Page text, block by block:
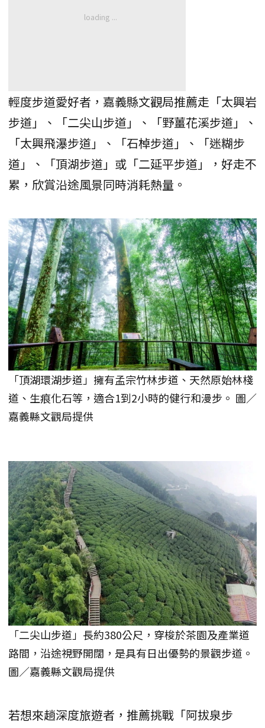
輕度步道愛好者，嘉義縣文觀局推薦走「太興岩
步道」、「二尖山步道」、「野薑花溪步道」、
「太興飛瀑步道」、「石棹步道」、「迷糊步
道」、「頂湖步道」或「二延平步道」，好走不
累，欣賞沿途風景同時消耗熱量。
「頂湖環湖步道」擁有孟宗竹林步道、天然原始林棧
道、生痕化石等，適合1到2小時的健行和漫步。 圖／
嘉義縣文觀局提供
「二尖山步道」長約380公尺，穿梭於茶園及產業道
路間，沿途視野開闊，是具有日出優勢的景觀步道。
圖／嘉義縣文觀局提供
若想來趟深度旅遊者，推薦挑戰「阿拔泉步